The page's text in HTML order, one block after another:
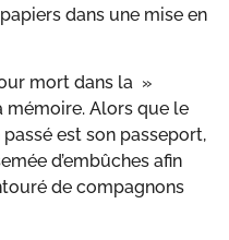
dans une mise en
mort dans la »
mémoire. Alors que le
est son passeport,
d’embûches afin
de compagnons